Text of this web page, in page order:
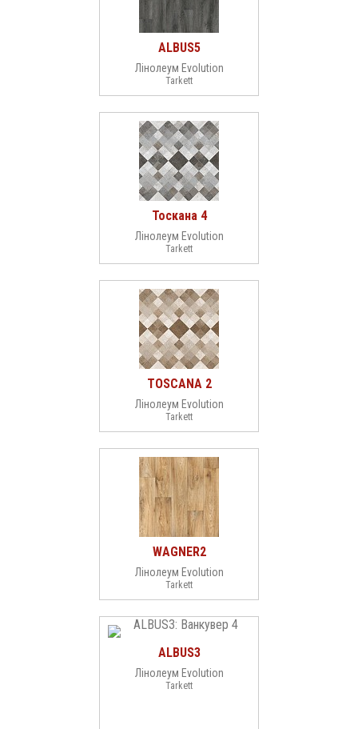
ALBUS5
Лінолеум Evolution
Tarkett
Тоскана 4
Лінолеум Evolution
Tarkett
TOSCANA 2
Лінолеум Evolution
Tarkett
WAGNER2
Лінолеум Evolution
Tarkett
ALBUS3
Лінолеум Evolution
Tarkett